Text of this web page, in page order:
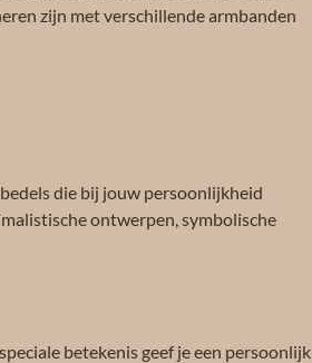
zijn met verschillende armbanden
die bij jouw persoonlijkheid
ontwerpen, symbolische
betekenis geef je een persoonlijk